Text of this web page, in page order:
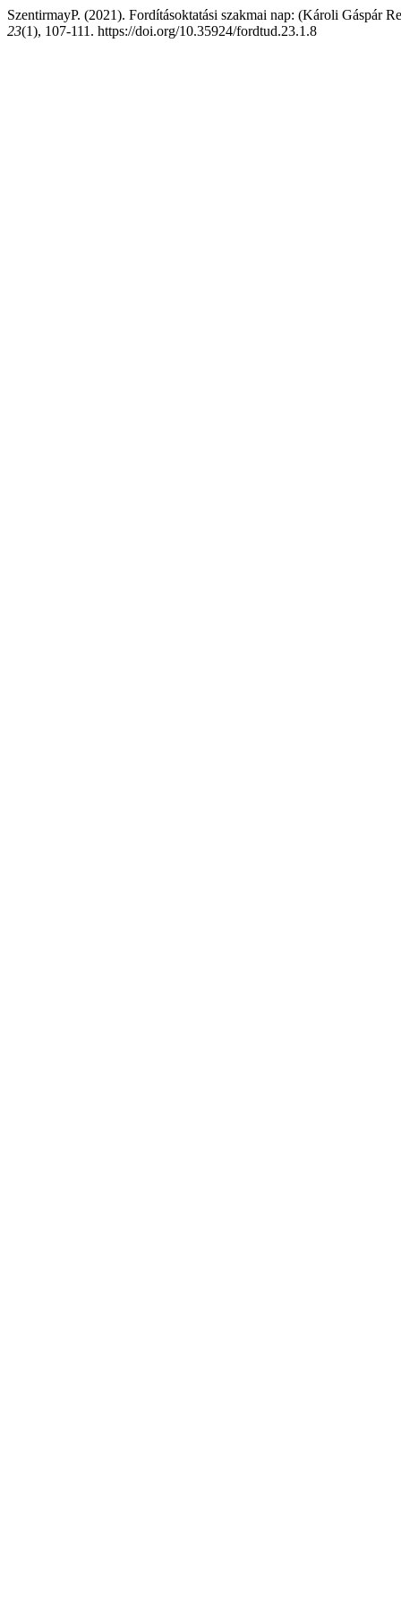
SzentirmayP. (2021). Fordításoktatási szakmai nap: (Károli Gáspár
23(1), 107-111. https://doi.org/10.35924/fordtud.23.1.8